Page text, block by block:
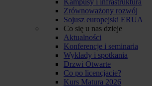
Zrównoważony rozwój
Sojusz europejski ERUA
Co się u nas dzieje
Aktualności
Konferencje i seminaria
Wykłady i spotkania
Drzwi Otwarte
Co po licencjacie?
Kurs Matura 2026